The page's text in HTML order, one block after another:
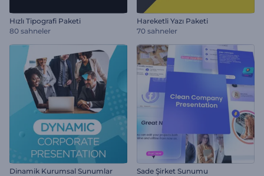
Hızlı Tipografi Paketi
80 sahneler
Hareketli Yazı Paketi
70 sahneler
Dinamik Kurumsal Sunumlar
Sade Şirket Sunumu